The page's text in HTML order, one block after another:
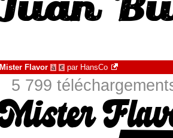
Mister Flavor à € par HansCo
5 799